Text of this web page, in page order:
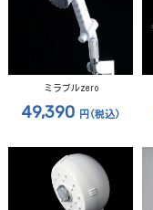
ミラブルzero
49,390 円 (税込)